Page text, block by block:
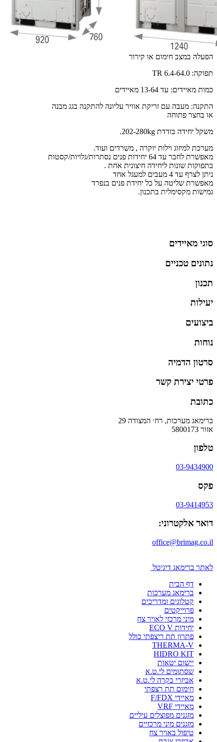
הפעלה במצב חימום או קירור
תפוקה: 6.4-64.0 TR
כמות מאיידים: עד 13-64 מאיידים
התקנה: מעבה עם זריקת אוויר עליונה להתקנה בגג מבנה
או בחצר פתוחה
משקל יחידה בודדת 202-280kg.
מערכת למיזוג וילות יוקרה , משרדים ועוד.
מאפשרת לחבר עד 64 יחידות פנים נסתרות/גלויות/קסטות
בתפוקות שונות ליחידה חיצונית אחת .
ניתן לצרף עד 4 מעבים למעגל אחד
מאפשרת שליטה על כל יחידת פנים בנפרד
גמישות מקסימלית בתכנון.
סוגי מאיידים
נתונים טכניים
תכנון
יעילות
ביצועים
נוחות
סרטון הדמיה
פרטי יצירת קשר
כתובת
ברימאג מערכות, רח׳ המצודה 29
אזור 5800173
טלפון
03-9434900
פקס
03-9414953
דואר אלקטרוני:
office@brimag.co.il
לאתר ברימאג דיגיטל
דף הבית
ברימאג מערכות
קטלוגים ומדריכים
פרוייקטים
מיני מרכזי לאויר צח
יחידות ECO V
פתרון תת ריצפתי כולל
THERMA-V
HIDRO KIT
יישום יטאות
שסתומים לי.ט.א
אביזרי בקרה לי.ט.א
חימום תת רצפתי
מאיידי F/FDX
מאיידי VRF
מזגנים מפוצלים עיליים
מזגנים מיני מרכזיים
טיפול באויר צח